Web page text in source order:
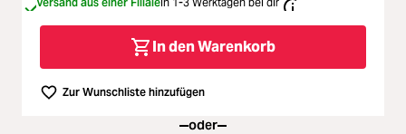
Loading...
Loading...
In den Warenkorb
Zur Wunschliste hinzufügen
oder